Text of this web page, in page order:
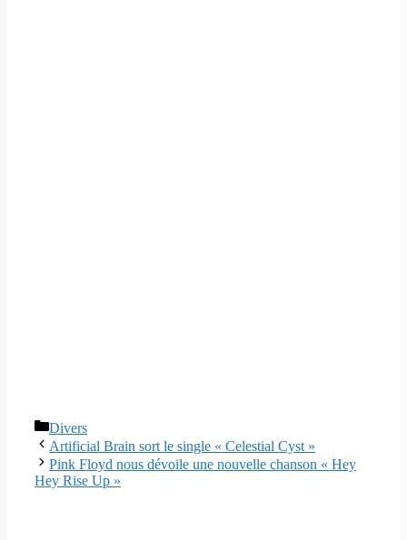
Catégories
Divers
Artificial Brain sort le single « Celestial Cyst »
Pink Floyd nous dévoile une nouvelle chanson « Hey
Hey Rise Up »